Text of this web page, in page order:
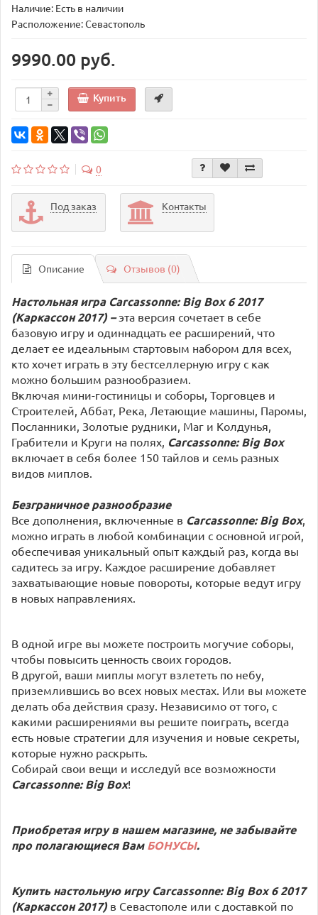
Наличие: Есть в наличии
Расположение: Севастополь
9990.00 руб.
Купить
0
Под заказ Контакты
Описание Отзывов (0)
Настольная игра Carcassonne: Big Box 6 2017
(Каркассон 2017) –эта версия сочетает в себе
базовую игру и одиннадцать ее расширений, что
делает ее идеальным стартовым набором для всех,
кто хочет играть в эту бестселлерную игру с как
можно большим разнообразием.
Включая мини-гостиницы и соборы, Торговцев и
Строителей, Аббат, Река, Летающие машины, Паромы,
Посланники, Золотые рудники, Маг и Колдунья,
Грабители и Круги на полях, Carcassonne: Big Box
включает в себя более 150 тайлов и семь разных
видов миплов.
Безграничное разнообразие
Все дополнения, включенные в Carcassonne: Big Box,
можно играть в любой комбинации с основной игрой,
обеспечивая уникальный опыт каждый раз, когда вы
садитесь за игру. Каждое расширение добавляет
захватывающие новые повороты, которые ведут игру
в новых направлениях.
В одной игре вы можете построить могучие соборы,
чтобы повысить ценность своих городов.
В другой, ваши миплы могут взлететь по небу,
приземлившись во всех новых местах. Или вы можете
делать оба действия сразу. Независимо от того, с
какими расширениями вы решите поиграть, всегда
есть новые стратегии для изучения и новые секреты,
которые нужно раскрыть.
Собирай свои вещи и исследуй все возможности
Carcassonne: Big Box!
Приобретая игру в нашем магазине, не забывайте
про полагающиеся ВамБОНУСЫ.
Купить настольную игру Carcassonne: Big Box 6 2017
(Каркассон 2017) в Севастополе или с доставкой по